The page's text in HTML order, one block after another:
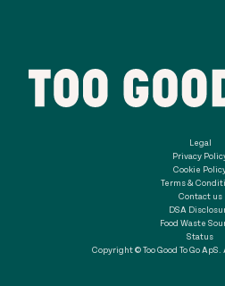
Legal
Privacy
Cookie
Terms &
Contact us
DSA
Food Waste
Status
Copyright © Too Good To Go